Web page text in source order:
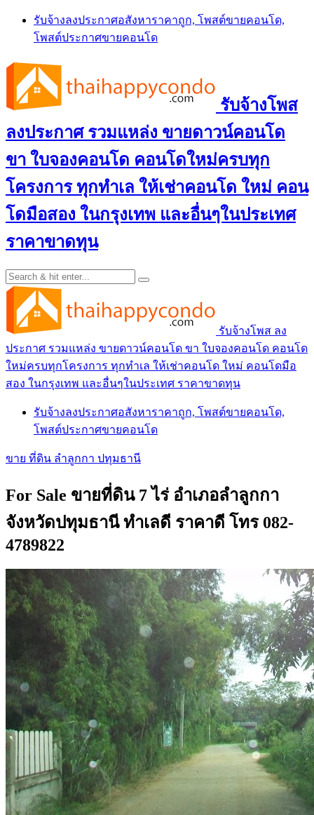
Skip
content
รับจ้างลงประกาศอสังหาราคาถูก, โพสต์ขายคอนโด,
โพสต์ประกาศขายคอนโด
รับจ้างโพส
ลงประกาศ รวมแหล่ง ขายดาวน์คอนโด
ขา ใบจองคอนโด คอนโดใหม่ครบทุก
โครงการ ทุกทำเล ให้เช่าคอนโด ใหม่ คอน
โดมือสอง ในกรุงเทพ และอื่นๆในประเทศ
ราคาขาดทุน
รับจ้างโพส ลง
ประกาศ รวมแหล่ง ขายดาวน์คอนโด ขา ใบจองคอนโด คอนโด
ใหม่ครบทุกโครงการ ทุกทำเล ให้เช่าคอนโด ใหม่ คอนโดมือ
สอง ในกรุงเทพ และอื่นๆในประเทศ ราคาขาดทุน
รับจ้างลงประกาศอสังหาราคาถูก, โพสต์ขายคอนโด,
โพสต์ประกาศขายคอนโด
ขาย ที่ดิน ลำลูกกา ปทุมธานี
For Sale ขายที่ดิน 7 ไร่ อำเภอลำลูกกา
จังหวัดปทุมธานี ทำเลดี ราคาดี โทร 082-
4789822